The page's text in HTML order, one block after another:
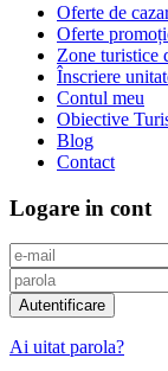
Oferte de
Oferte
Zone turistice
Înscriere
Contul meu
Obiective
Blog
Contact
Logare in cont
Ai uitat parola?